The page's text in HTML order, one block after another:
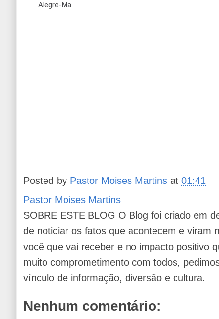
Alegre-Ma.
Posted by Pastor Moises Martins at01:41
Pastor Moises Martins
SOBRE ESTE BLOG O Blog foi criado em
de noticiar os fatos que acontecem e viram
você que vai receber e no impacto positivo
muito comprometimento com todos,
vínculo de informação, diversão e cultura.
Nenhum comentário: